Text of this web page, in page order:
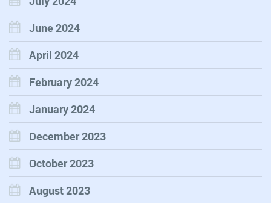
June 2024
April 2024
February 2024
January 2024
December 2023
October 2023
August 2023